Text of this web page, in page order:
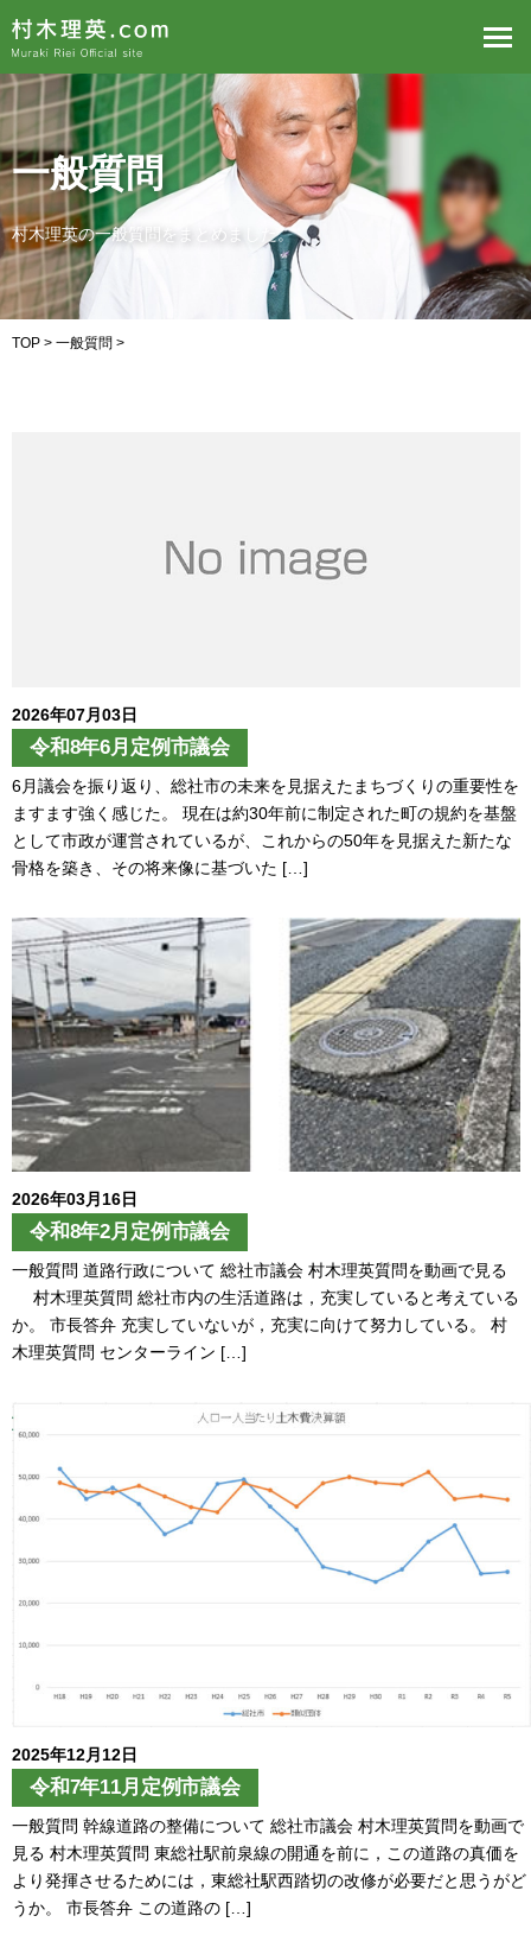
一般質問
村木理英の一般質問をまとめました。
TOP > 一般質問 >
2026年07月03日
令和8年6月定例市議会
6月議会を振り返り、総社市の未来を見据えたまちづくりの重要性を
ますます強く感じた。 現在は約30年前に制定された町の規約を基盤
として市政が運営されているが、これからの50年を見据えた新たな
骨格を築き、その将来像に基づいた […]
2026年03月16日
令和8年2月定例市議会
一般質問 道路行政について 総社市議会 村木理英質問を動画で見る
村木理英質問 総社市内の生活道路は，充実していると考えている
か。 市長答弁 充実していないが，充実に向けて努力している。 村
木理英質問 センターライン […]
2025年12月12日
令和7年11月定例市議会
一般質問 幹線道路の整備について 総社市議会 村木理英質問を動画で
見る 村木理英質問 東総社駅前泉線の開通を前に，この道路の真価を
より発揮させるためには，東総社駅西踏切の改修が必要だと思うがど
うか。 市長答弁 この道路の […]